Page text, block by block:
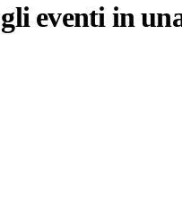
eventi in